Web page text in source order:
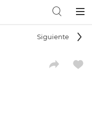
Siguiente